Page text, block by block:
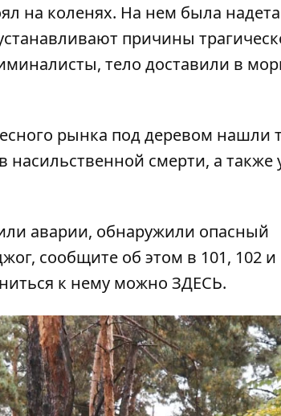
на коленях. На нем была надета
причины
тело доставили в
рынка под деревом нашли
смерти, а также
аварии, обнаружили опасный
сообщите об этом в 101, 102 и
к нему можно ЗДЕСЬ.